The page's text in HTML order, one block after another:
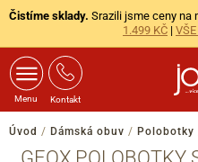
Čistíme sklady. Srazili jsme ceny na
1.499 KČ |
Menu Kontakt
Úvod / Dámská obuv / Polobotky